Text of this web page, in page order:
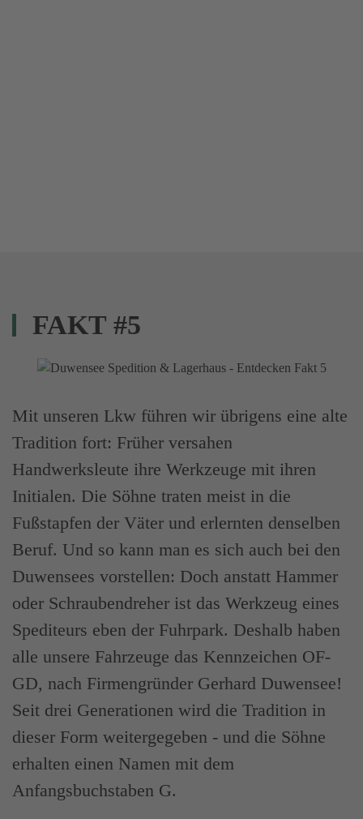
FAKT #5
Mit unseren Lkw führen wir übrigens eine alte
Tradition fort: Früher versahen
Handwerksleute ihre Werkzeuge mit ihren
Initialen. Die Söhne traten meist in die
Fußstapfen der Väter und erlernten denselben
Beruf. Und so kann man es sich auch bei den
Duwensees vorstellen: Doch anstatt Hammer
oder Schraubendreher ist das Werkzeug eines
Spediteurs eben der Fuhrpark. Deshalb haben
alle unsere Fahrzeuge das Kennzeichen OF-
GD, nach Firmengründer Gerhard Duwensee!
Seit drei Generationen wird die Tradition in
dieser Form weitergegeben - und die Söhne
erhalten einen Namen mit dem
Anfangsbuchstaben G.